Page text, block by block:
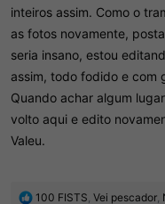
inteiros assim. Como o
as fotos novamente,
seria insano, estou
assim, todo fodido e com
Quando achar algum
volto aqui e edito
Valeu.
R
100 FISTS Vei pescador